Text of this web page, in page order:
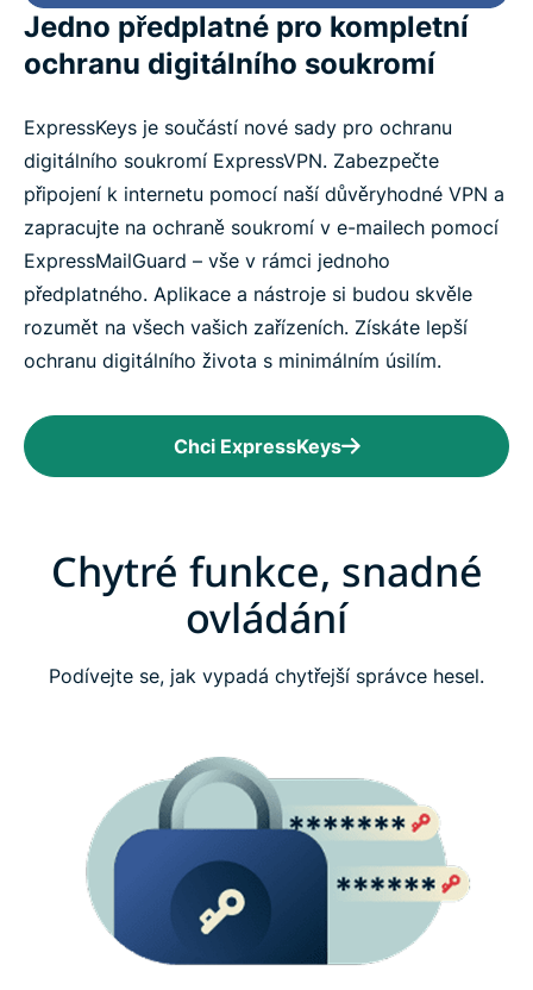
Jedno předplatné pro kompletní
ochranu digitálního soukromí
ExpressKeys je součástí nové sady pro ochranu
digitálního soukromí ExpressVPN. Zabezpečte
připojení k internetu pomocí naší důvěryhodné VPN a
zapracujte na ochraně soukromí v e-mailech pomocí
ExpressMailGuard – vše v rámci jednoho
předplatného. Aplikace a nástroje si budou skvěle
rozumět na všech vašich zařízeních. Získáte lepší
ochranu digitálního života s minimálním úsilím.
Chci ExpressKeys
Chytré funkce, snadné
ovládání
Podívejte se, jak vypadá chytřejší správce hesel.